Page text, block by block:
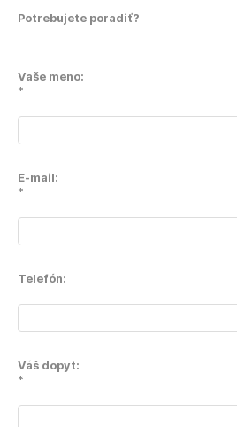
Potrebujete poradiť?
Vaše meno:
*
E-mail:
*
Telefón:
Váš dopyt:
*